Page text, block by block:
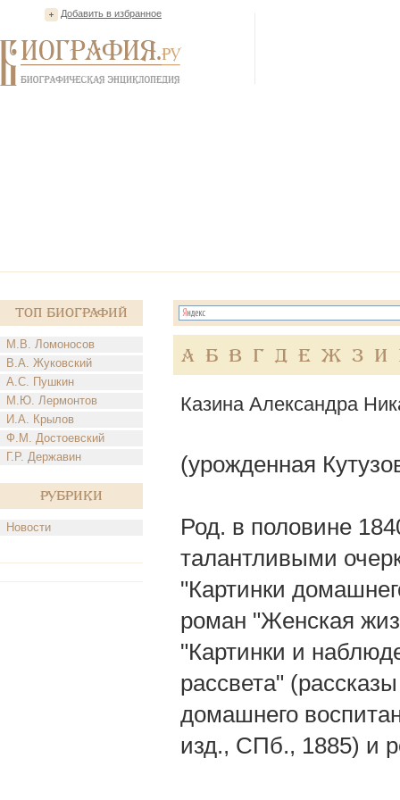
Добавить в избранное
Топ Биографий
М.В. Ломоносов
В.А. Жуковский
А.С. Пушкин
М.Ю. Лермонтов
И.А. Крылов
Ф.М. Достоевский
Г.Р. Державин
Рубрики
Новости
А Б В Г Д Е Ж З И
Казина Александра
(урожденная
Род. в половине
талантливыми
"Картинки
роман "Женская
"Картинки и
рассвета"
домашнего
изд., СПб., 1885) и